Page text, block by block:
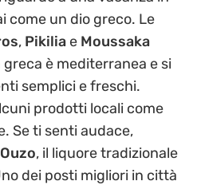
come un dio greco. Le
, Pikilia e Moussaka
è mediterranea e si
semplici e freschi.
prodotti locali come
Se ti senti audace,
Ouzo, il liquore tradizionale
dei posti migliori in città